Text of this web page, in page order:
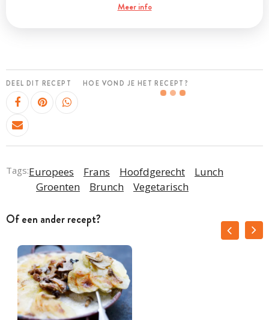
Meer info
DEEL DIT RECEPT HOE VOND JE HET RECEPT?
Tags:Europees Frans Hoofdgerecht
Lunch
Groenten
Brunch Vegetarisch
Of een ander recept?